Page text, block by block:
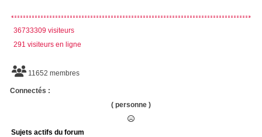
36733309 visiteurs
291 visiteurs en ligne
11652 membres
Connectés :
( personne )
Sujets actifs du forum